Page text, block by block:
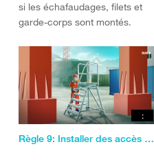
si les échafaudages, filets et
garde-corps sont montés.
:
Règle 9: Installer des accès et des postes de travail sûrs.